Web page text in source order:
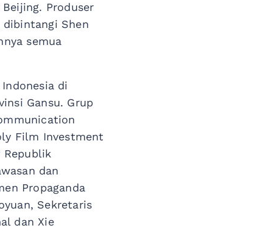
Produser
Shen
semua
di
Gansu. Grup
Film Investment
Republik
dan
Propaganda
Sekretaris
dan Xie